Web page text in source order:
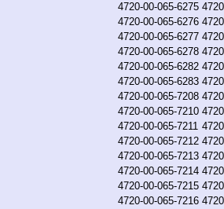
4720-00-065-6275
4720-00-065-6276
4720-00-065-6277
4720-00-065-6278
4720-00-065-6282
4720-00-065-6283
4720-00-065-7208
4720-00-065-7210
4720-00-065-7211
4720-00-065-7212
4720-00-065-7213
4720-00-065-7214
4720-00-065-7215
4720-00-065-7216